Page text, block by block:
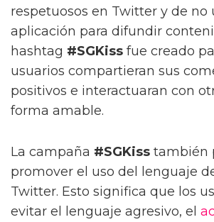
respetuosos en Twitter y de no
aplicación para difundir
hashtag #SGKiss fue creado
usuarios compartieran sus
positivos e interactuaran con
forma amable.
La campaña #SGKiss también
promover el uso del lenguaje
Twitter. Esto significa que los
evitar el lenguaje agresivo, el